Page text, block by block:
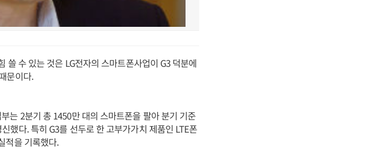
쓸 수 있는 것은 LG전자의 스마트폰사업이 G3 덕분에
문이다.
는 2분기 총 1450만 대의 스마트폰을 팔아 분기 기준
했다. 특히 G3를 선두로 한 고부가가치 제품인 LTE폰
적을 기록했다.